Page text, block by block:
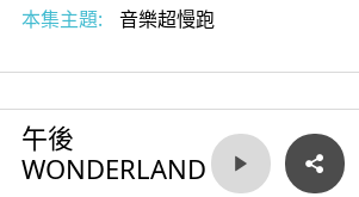
本集主題:
音樂超慢跑
午後
WONDERLAND